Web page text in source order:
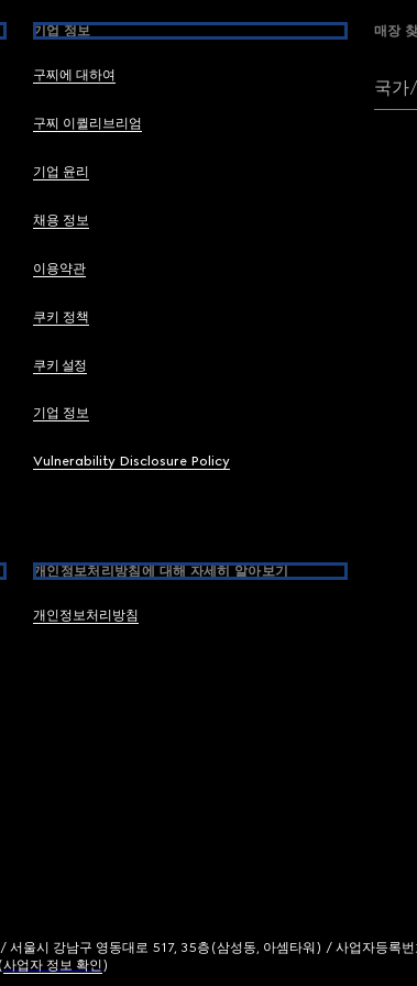
기업 정보
구찌에 대하여
구찌 이퀼리브리엄
기업 윤리
채용 정보
이용약관
쿠키 정책
쿠키 설정
기업 정보
Vulnerability Disclosure Policy
개인정보처리방침에 대해 자세히 알아보기
개인정보처리방침
매장 찾
국가
서울시 강남구 영동대로 517, 35층(삼성동, 아셈타워) / 사업자등록
사업자 정보 확인)